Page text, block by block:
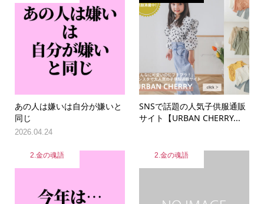
あの人は嫌いは自分が嫌いと
同じ
2026.04.24
SNSで話題の人気子供服通販
サイト【URBAN CHERRY...
2.金の魂語 2.金の魂語